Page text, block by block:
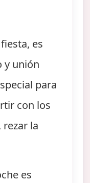
es
y unión
para
con los
la
es